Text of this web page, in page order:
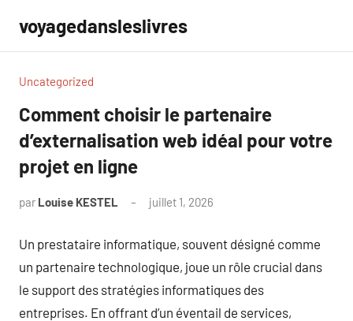
contenu
voyagedansleslivres
Uncategorized
Comment choisir le partenaire
d’externalisation web idéal pour votre
projet en ligne
par Louise KESTEL juillet 1, 2026
Un prestataire informatique, souvent désigné comme
un partenaire technologique, joue un rôle crucial dans
le support des stratégies informatiques des
entreprises. En offrant d’un éventail de services,